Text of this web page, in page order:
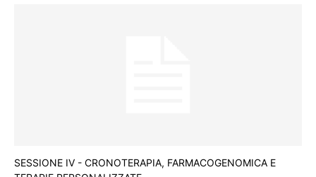
SESSIONE IV - CRONOTERAPIA, FARMACOGENOMICA E